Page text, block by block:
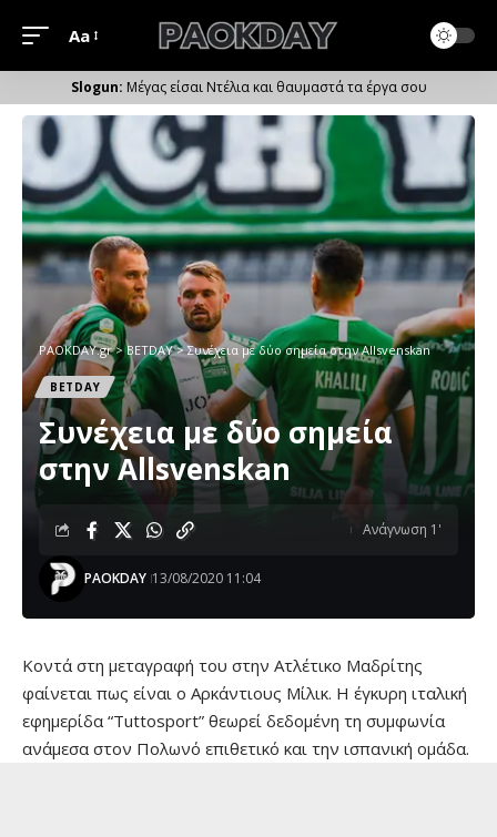
Μέγεθος
Γραμματοσειράς
Aa
Μέγας είσαι Ντέλια και θαυμαστά τα έργα σου
PAOKDAY.gr>ΒETDAY>Συνέχεια με δύο σημεία στην Allsvenskan
ΒETDAY
Συνέχεια με δύο σημεία
στην Allsvenskan
PAOKDAY 13/08/2020 11:04
Ανάγνωση 1'
Κοντά στη μεταγραφή του στην Ατλέτικο Μαδρίτης
φαίνεται πως είναι ο Αρκάντιους Μίλικ. Η έγκυρη ιταλική
εφημερίδα “Tuttosport” θεωρεί δεδομένη τη συμφωνία
ανάμεσα στον Πολωνό επιθετικό και την ισπανική ομάδα.